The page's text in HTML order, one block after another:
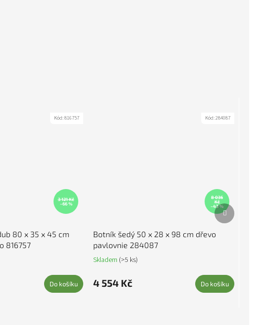
3 121 Kč
–66 %
80 x 35 x 45 cm
816757
Do košíku
Kód:816757
8 036
Kč
–43 %
Botník šedý 50 x 28 x 98 cm dřevo
pavlovnie 284087
Skladem (>5 ks)
4 554 Kč Do košíku
Kód:284087
Další produkt